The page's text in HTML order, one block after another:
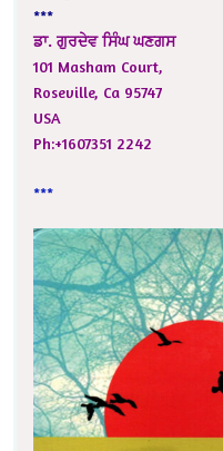
***
ਡਾ. ਗੁਰਦੇਵ ਸਿੰਘ ਘਣਗਸ
101 Masham Court,
Roseville, Ca 95747
USA
Ph:+1607351 2242
***